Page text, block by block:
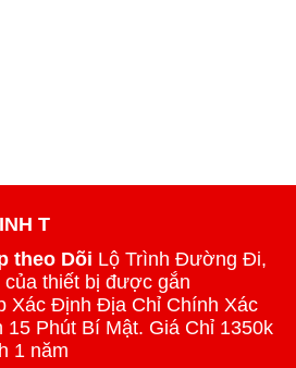
T
theo Dõi Lộ Trình Đường Đi,
thiết bị được gắn
Xác Định Địa Chỉ Chính Xác
15 Phút Bí Mật. Giá Chỉ 1350k
1 năm